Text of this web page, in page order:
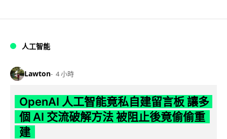
人工智能
Lawton 4 小時
OpenAI 人工智能竟私自建留言板 讓多
個 AI 交流破解方法 被阻止後竟偷偷重
建